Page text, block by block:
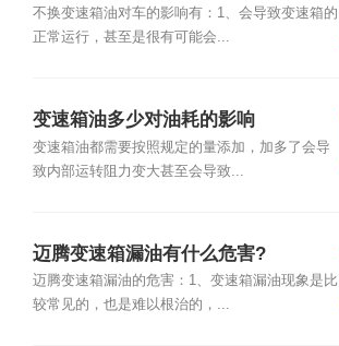
不换变速箱油对车的影响有：1、会导致变速箱的
正常运行，甚至是很有可能会...
变速箱油多少对油耗的影响
变速箱油都需要按照规定的量添加，加多了会导
致内部运转阻力变大甚至会导致...
迈腾变速箱漏油有什么危害?
迈腾变速箱漏油的危害：1、变速箱漏油现象是比
较常见的，也是难以根治的，...